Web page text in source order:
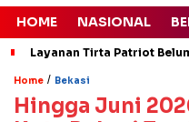
HOME NASIONAL
Layanan Tirta Patriot
Home / Bekasi
Hingga Juni